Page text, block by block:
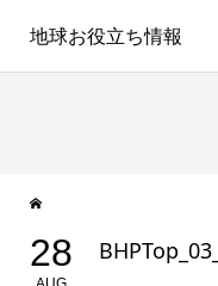
地球お役立ち情報
28